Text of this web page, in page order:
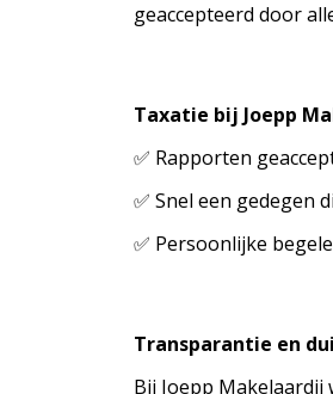
geaccepteerd door
Taxatie bij Joepp
✅ Rapporten
✅ Snel een gedegen
✅ Persoonlijke
Transparantie en
Bij Joepp Makelaardij